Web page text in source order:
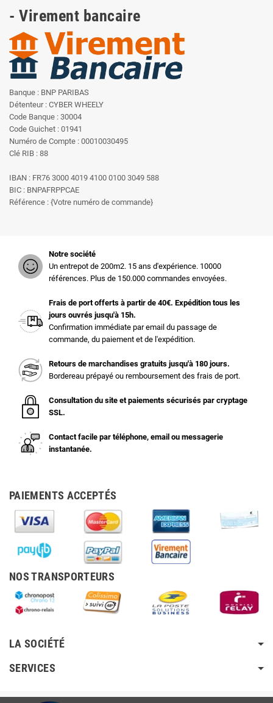
- Virement bancaire
Banque : BNP PARIBAS
Détenteur : CYBER WHEELY
Code Banque : 30004
Code Guichet : 01941
Numéro de Compte : 00010030495
Clé RIB : 88
IBAN : FR76 3000 4019 4100 0100 3049 588
BIC : BNPAFRPPCAE
Référence : {Votre numéro de commande}
Notre société
Un entrepot de 200m2. 15 ans d'expérience. 10000
références. Plus de 150.000 commandes envoyées.
Frais de port offerts à partir de 40€. Expédition tous les
jours ouvrés jusqu'à 15h.
Confirmation immédiate par email du passage de
commande, du paiement et de l'expédition.
Retours de marchandises gratuits jusqu'à 180 jours.
Bordereau prépayé ou remboursement des frais de port.
Consultation du site et paiements sécurisés par cryptage
SSL.
Contact facile par téléphone, email ou messagerie
instantanée.
PAIEMENTS ACCEPTÉS
NOS TRANSPORTEURS
LA SOCIÉTÉ
SERVICES